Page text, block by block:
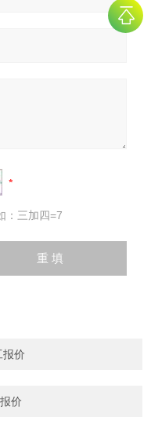
：三加四=7
报价
价